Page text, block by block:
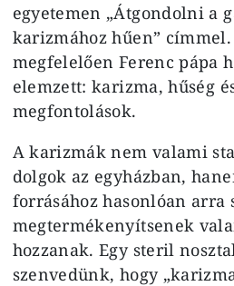
egyetemen „Átgondolni a
karizmához hűen”
megfelelően Ferenc pápa
elemzett: karizma, hűség
megfontolások.
A karizmák nem valami
dolgok az egyházban,
forrásához hasonlóan arra
megtermékenyítsenek
hozzanak. Egy steril
szenvedünk, hogy